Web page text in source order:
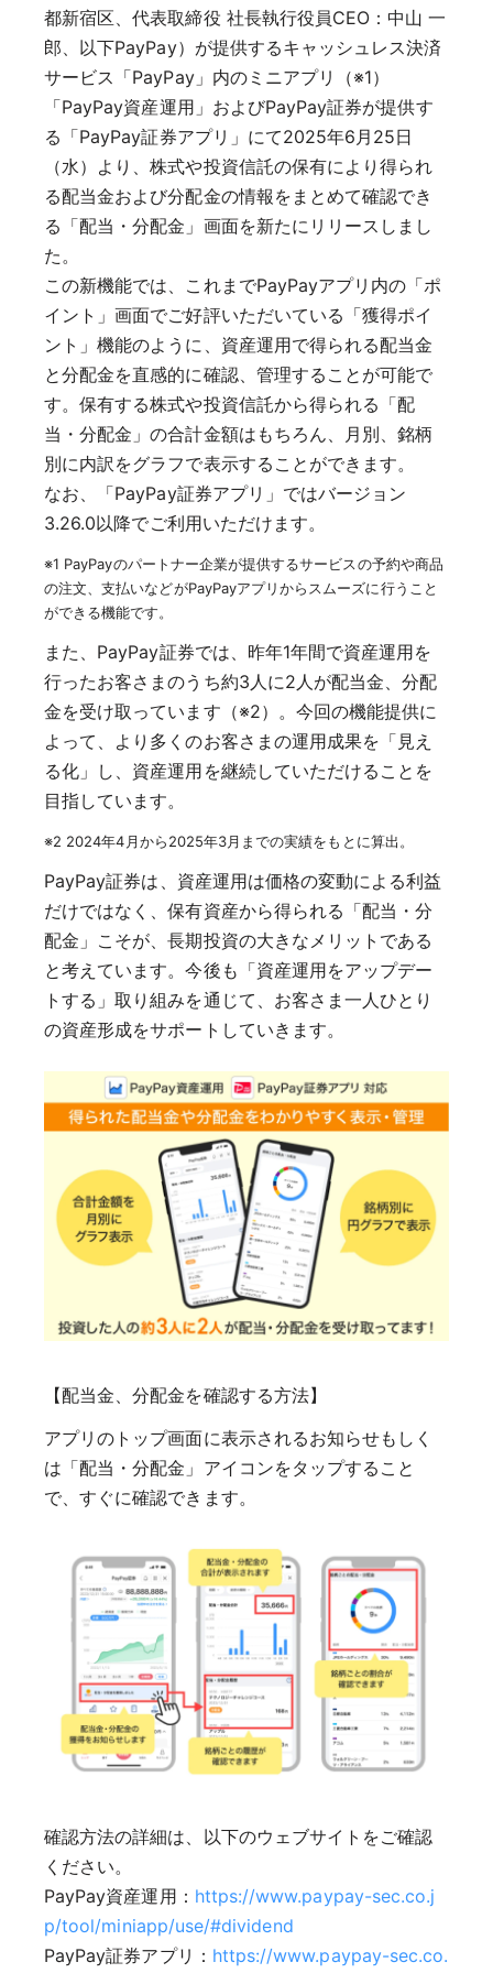
都新宿区、代表取締役 社長執行役員CEO：中山 一
郎、以下PayPay）が提供するキャッシュレス決済
サービス「PayPay」内のミニアプリ（※1）
「PayPay資産運用」およびPayPay証券が提供す
る「PayPay証券アプリ」にて2025年6月25日
（水）より、株式や投資信託の保有により得られ
る配当金および分配金の情報をまとめて確認でき
る「配当・分配金」画面を新たにリリースしまし
た。
この新機能では、これまでPayPayアプリ内の「ポ
イント」画面でご好評いただいている「獲得ポイ
ント」機能のように、資産運用で得られる配当金
と分配金を直感的に確認、管理することが可能で
す。保有する株式や投資信託から得られる「配
当・分配金」の合計金額はもちろん、月別、銘柄
別に内訳をグラフで表示することができます。
なお、「PayPay証券アプリ」ではバージョン
3.26.0以降でご利用いただけます。
※1 PayPayのパートナー企業が提供するサービスの予約や商品
の注文、支払いなどがPayPayアプリからスムーズに行うこと
ができる機能です。
また、PayPay証券では、昨年1年間で資産運用を
行ったお客さまのうち約3人に2人が配当金、分配
金を受け取っています（※2）。今回の機能提供に
よって、より多くのお客さまの運用成果を「見え
る化」し、資産運用を継続していただけることを
目指しています。
※2 2024年4月から2025年3月までの実績をもとに算出。
PayPay証券は、資産運用は価格の変動による利益
だけではなく、保有資産から得られる「配当・分
配金」こそが、長期投資の大きなメリットである
と考えています。今後も「資産運用をアップデー
トする」取り組みを通じて、お客さま一人ひとり
の資産形成をサポートしていきます。
【配当金、分配金を確認する方法】
アプリのトップ画面に表示されるお知らせもしく
は「配当・分配金」アイコンをタップすること
で、すぐに確認できます。
確認方法の詳細は、以下のウェブサイトをご確認
ください。
PayPay資産運用： https://www.paypay-sec.co.j
p/tool/miniapp/use/#dividend
PayPay証券アプリ： https://www.paypay-sec.co.